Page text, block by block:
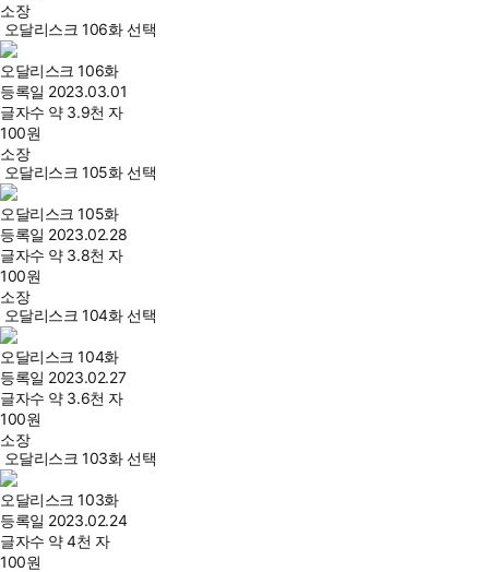
소장
오달리스크 106화 선택
오달리스크 106화
등록일 2023.03.01
글자수 약 3.9천 자
100원
소장
오달리스크 105화 선택
오달리스크 105화
등록일 2023.02.28
글자수 약 3.8천 자
100원
소장
오달리스크 104화 선택
오달리스크 104화
등록일 2023.02.27
글자수 약 3.6천 자
100원
소장
오달리스크 103화 선택
오달리스크 103화
등록일 2023.02.24
글자수 약 4천 자
100원